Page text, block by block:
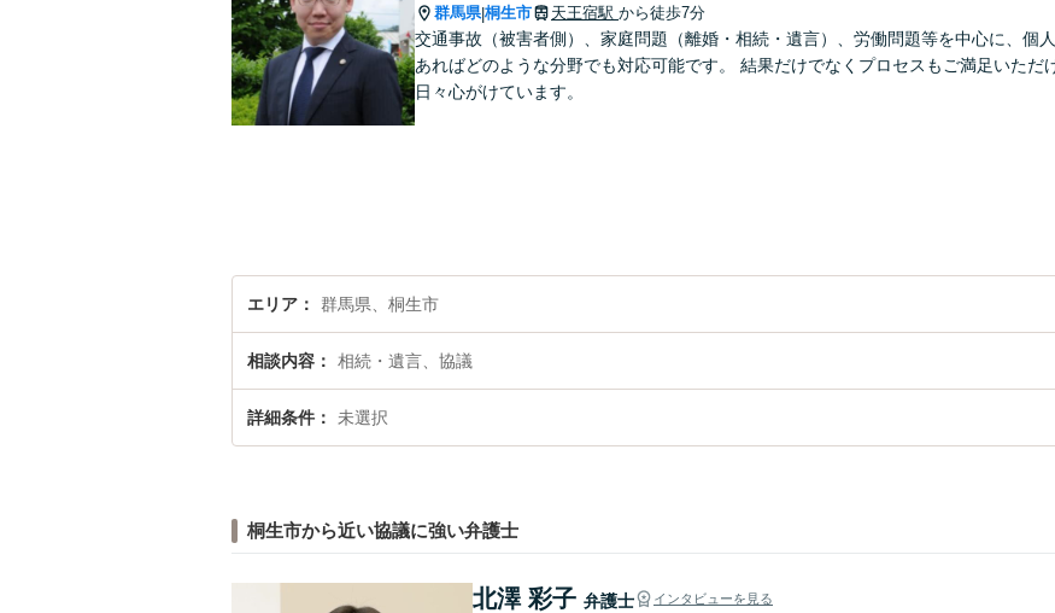
群馬県|桐生市 天王宿駅 から徒歩7分
交通事故（被害者側）、家庭問題（離婚・相続・遺言）、労働問題等を中心に、個
あればどのような分野でも対応可能です。 結果だけでなくプロセスもご満足いただ
日々心がけています。
エリア 群馬県、桐生市
相談内容 相続・遺言、協議
詳細条件 未選択
桐生市から近い協議に強い弁護士
北澤 彩子 弁護士 インタビューを見る